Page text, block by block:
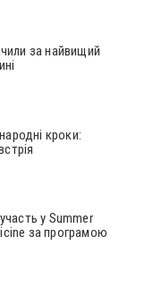
за найвищий
кроки:
у Summer
за програмою